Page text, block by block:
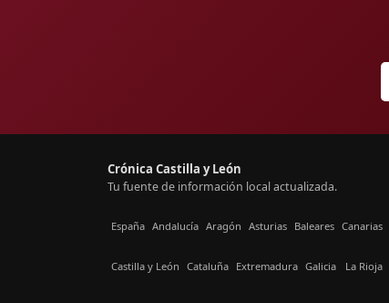
Crónica Castilla y León
Tu fuente de información local actualizada.
España Andalucía Aragón Asturias Baleares Canarias
Castilla y León Cataluña Extremadura Galicia La Rioja